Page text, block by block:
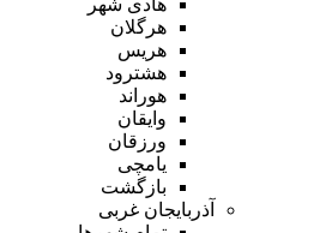
هرگلان
هریس
هشترود
هوراند
وایقان
ورزقان
یامچی
بازگشت
آذربایجان غربی